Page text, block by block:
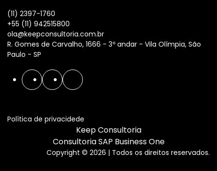
(11) 2397-1760
+55 (11) 942515800
ola@keepconsultoria.com.br
R. Gomes de Carvalho, 1666 - 3º andar - Vila Olímpia, São
Paulo - SP
Política de privacidede
Keep Consultoria
Consultoria SAP Business One
Copyright © 2026 | Todos os direitos reservados.